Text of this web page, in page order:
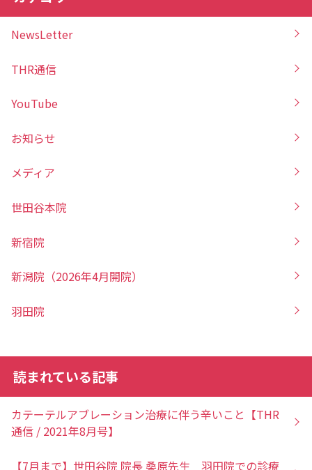
NewsLetter
THR通信
YouTube
お知らせ
メディア
世田谷本院
新宿院
新潟院（2026年4月開院）
羽田院
読まれている記事
カテーテルアブレーション治療に伴う辛いこと【THR
通信 / 2021年8月号】
【7月まで】世田谷院 院長 桑原先生 羽田院での診療